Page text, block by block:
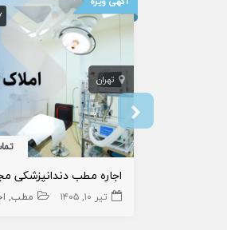
تهران
اجاره مطب دندانپزشکی
تیر ۱۰, ۱۴۰۵ مطب